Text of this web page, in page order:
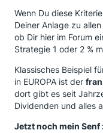
Wenn Du diese
Deiner Anlage zu
ob Dir hier im Forum
Strategie 1 oder 2 %
Klassisches Beispiel
in EUROPA ist der
dort gibt es seit
Dividenden und alles
Jetzt noch mein Senf